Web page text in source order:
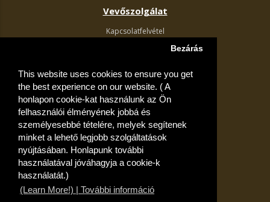
This website uses cookies to ensure you get
the best experience on our website. ( A
honlapon cookie-kat használunk az Ön
felhasználói élményének jobbá és
személyesebbé tételére, melyek segítenek
minket a lehető legjobb szolgáltatások
nyújtásában. Honlapunk további
használatával jóváhagyja a cookie-k
használatát.)
(Learn More!) | További információ
Bezárás
Vevőszolgálat
Kapcsolatfelvétel
Akciós ajánlatok
Fiók
Kívánságlista